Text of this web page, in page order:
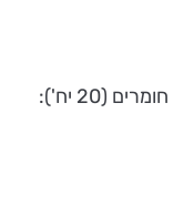
חומרים (20 יח'):